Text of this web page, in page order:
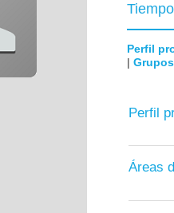
Perfil
| Grupos
Perfil
Áreas